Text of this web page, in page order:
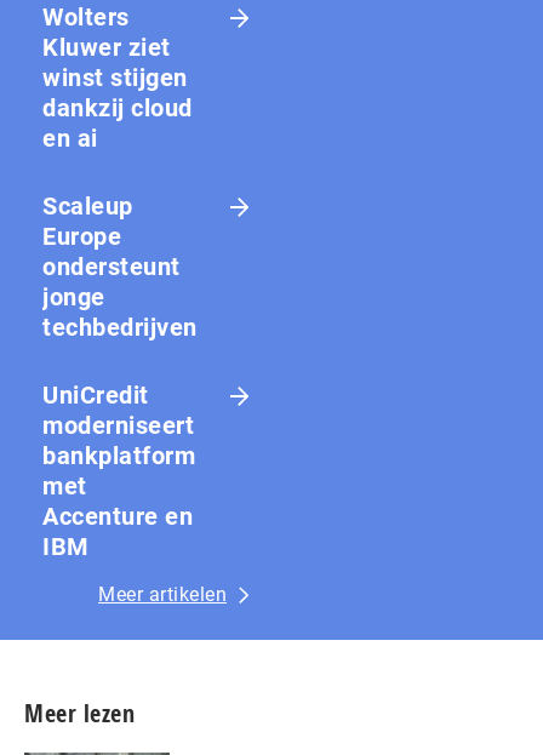
Wolters
Kluwer ziet
winst stijgen
dankzij cloud
en ai
Scaleup
Europe
ondersteunt
jonge
techbedrijven
UniCredit
moderniseert
bankplatform
met
Accenture en
IBM
Meer artikelen
Meer lezen